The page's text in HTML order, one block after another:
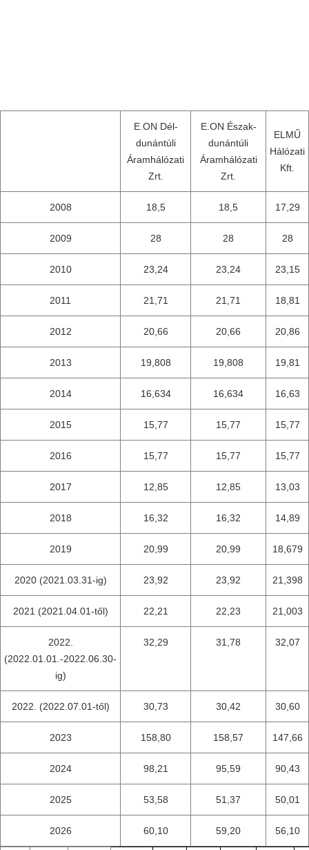
E.ON Dél-
dunántúli
Áramhálózati
Zrt.
E.ON Észak-
dunántúli
Áramhálózati
Zrt.
ELMŰ
Hálózati
Kft.
2008 18,5 18,5 17,29
2009 28 28 28
2010 23,24 23,24 23,15
2011 21,71 21,71 18,81
2012 20,66 20,66 20,86
2013 19,808 19,808 19,81
2014 16,634 16,634 16,63
2015 15,77 15,77 15,77
2016 15,77 15,77 15,77
2017 12,85 12,85 13,03
2018 16,32 16,32 14,89
2019 20,99 20,99 18,679
2020 (2021.03.31-ig) 23,92 23,92 21,398
2021 (2021.04.01-től) 22,21 22,23 21,003
2022.
(2022.01.01.-2022.06.30-
ig)
32,29 31,78 32,07
2022. (2022.07.01-től) 30,73 30,42 30,60
2023 158,80 158,57 147,66
2024 98,21 95,59 90,43
2025 53,58 51,37 50,01
2026 60,10 59,20 56,10